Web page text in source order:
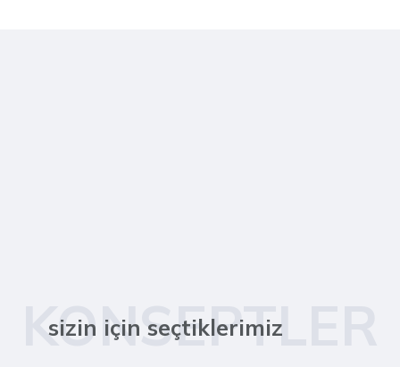
KONSEPTLER
sizin için seçtiklerimiz